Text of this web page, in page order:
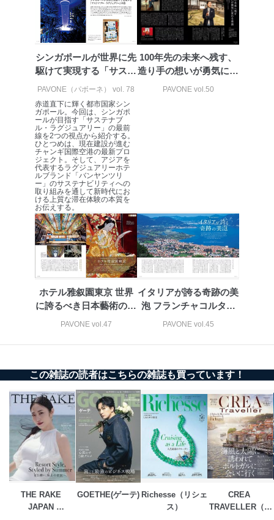
情報システムの使用に伴う漏洩等の防止
メール等により個人データの含まれるファイルを
送信する場合に、当該ファイルへのパスワードを
設定しています。
個人情報保護マネジメントシステムの継続的改善
当社は、内部監査及びマネジメントレビューの機会を通
善し、常に最良の状態を維持します。
苦情及び相談受付け窓口
貴殿の個人情報及び当社の個人情報保護マネジメントシ
ステムに関するご相談及び苦情については以下までご連
絡ください。
適切、かつ迅速に対応させていただきます。
株式会社富士山マガジンサービス 個人情報問い合わせ
係
TEL：0570-200-223
FAX：03-5459-7073
e-mail：cs@fujisan.co.jp
改訂：2025年2月20日
制定：2005年4月1日
株式会社富士山マガジンサービス
代表取締役会長 西野 伸一郎
当社は以下の個人情報保護管理者を設置し、個人情報保
護管理者の責任のもと、個人情報を取得・アクセス・利
用・提供・管理いたします。
東京都渋谷区南平台町16-11
株式会社富士山マガジンサービス
代表取締役会長 西野 伸一郎
個人情報保護管理者: 経営管理グループディレクター 前
田 嘉也
２．利用目的
当社が取り扱う開示対象個人情報の利用目的は次のとお
シンガポールが世界に先
駆けて実現する「サステ
ナブル・ラ...
PAVONE（パボーネ） vol. 78
赤道直下に輝く都市国家シン
ガポール。今回は、シンガポ
ールが目指す「サステナブ
ル・ラグジュアリー」の最前
線を2つの視点から紹介する。
ひとつめは、現在建設が進む
チャンギ国際空港の最新プロ
ジェクト。そして、アジアを
代表するラグジュアリーホテ
ルブランド「バンヤンツリ
ー」のサステナビリティへの
取り組みを通して新時代にお
ける上質な滞在体験の本質を
お伝えする。
100年先の未来へ残す、
造り手の想いが勇気に変
わる美酒
PAVONE vol.50
ホテル雅叙園東京 世界
に誇るべき日本藝術の至
宝の数々
PAVONE vol.47
イタリアが誇る奇跡の美
泡 フランチャコルタと
は
PAVONE vol.45
この雑誌の読者はこちらの雑誌も買っています！
THE RAKE
JAPAN
GOETHE(ゲーテ) Richesse（リシェ
ス）
CREA
TRAVELLER（ク